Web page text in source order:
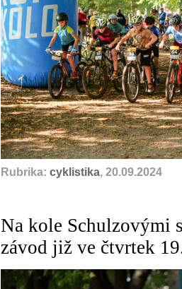
Rubrika: cyklistika, 20.09.2024
Na kole Schulzovými
závod již ve čtvrtek